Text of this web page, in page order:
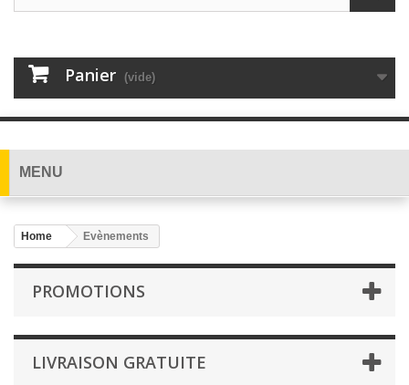
Panier (vide)
MENU
Home Evènements
PROMOTIONS
LIVRAISON GRATUITE